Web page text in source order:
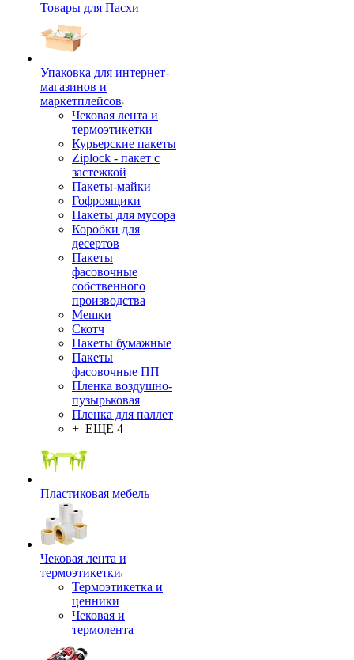
Товары для Пасхи
Упаковка для интернет-
магазинов и
маркетплейсов
Чековая лента и
термоэтикетки
Курьерские пакеты
Ziplock - пакет с
застежкой
Пакеты-майки
Гофроящики
Пакеты для мусора
Коробки для
десертов
Пакеты
фасовочные
собственного
производства
Мешки
Скотч
Пакеты бумажные
Пакеты
фасовочные ПП
Пленка воздушно-
пузырьковая
Пленка для паллет
+ ЕЩЕ 4
Пластиковая мебель
Чековая лента и
термоэтикетки
Термоэтикетка и
ценники
Чековая и
термолента